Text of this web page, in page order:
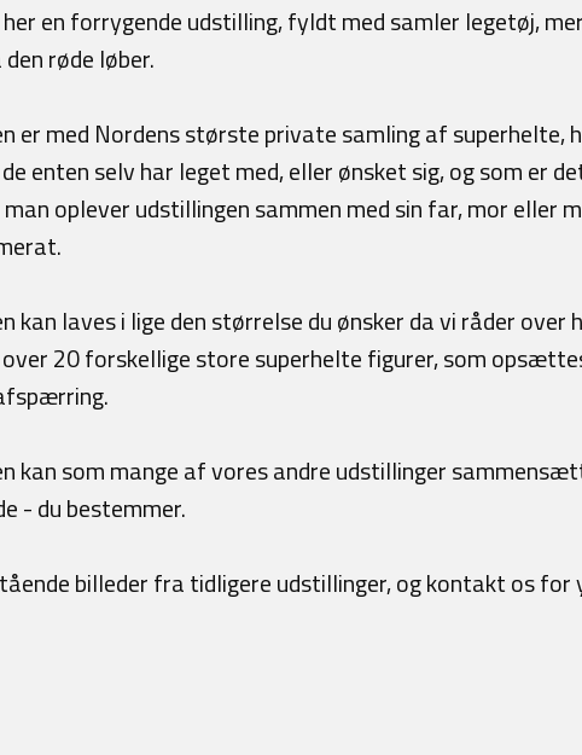
en forrygende udstilling, fyldt med samler legetøj,
røde løber.
er med Nordens største private samling af
enten selv har leget med, eller ønsket sig, og som er
oplever udstillingen sammen med sin far, mor eller
kan laves i lige den størrelse du ønsker da vi råder
20 forskellige store superhelte figurer, som
kan som mange af vores andre udstillinger
- du bestemmer.
billeder fra tidligere udstillinger, og kontakt os for